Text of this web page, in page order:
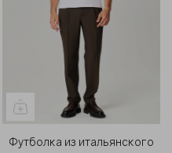
Футболка из итальянского